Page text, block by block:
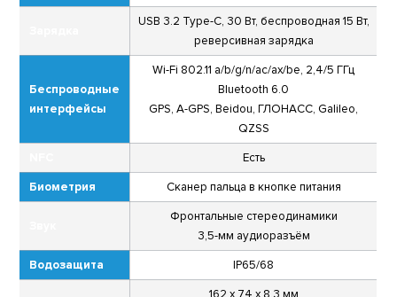
USB 3.2 Type-C, 30 Вт, беспроводная 15 Вт,
реверсивная зарядка
Беспроводные
интерфейсы
Wi-Fi 802.11 a/b/g/n/ac/ax/be, 2,4/5 ГГц
Bluetooth 6.0
GPS, A-GPS, Beidou, ГЛОНАСС, Galileo,
QZSS
Есть
Биометрия Сканер пальца в кнопке питания
Фронтальные стереодинамики
3,5-мм аудиоразъём
Водозащита IP65/68
162 x 74 x 8,3 мм